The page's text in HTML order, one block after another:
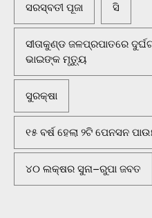
ସରସ୍ବତୀ ପୂଜା ସି
ସୀତାକୁଣ୍ଡ ଜଳପ୍ରପାତରେ
ଭାଇଙ୍କ ମୃତ୍ୟୁ
ସୁରକ୍ଷା
୧୫ ବର୍ଷ ହେଲା ୨ଟି ପେନସନ
୪୦ ଲକ୍ଷର ସୁନା–ରୁପା ଜବତ